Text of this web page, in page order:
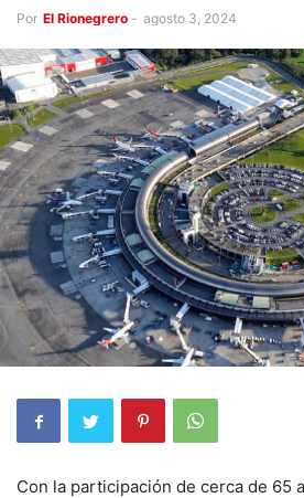
Por El Rionegrero - agosto 3, 2024
Con la participación de cerca de 65